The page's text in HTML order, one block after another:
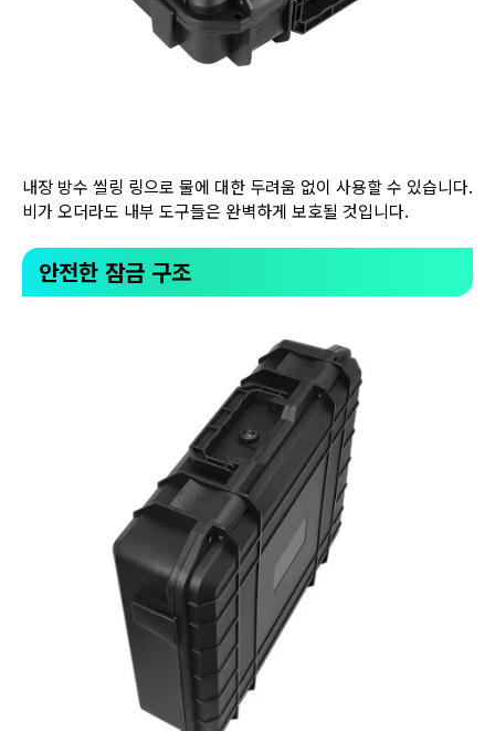
내장 방수 씰링 링으로 물에 대한 두려움 없이 사용할 수 있습니다.
비가 오더라도 내부 도구들은 완벽하게 보호될 것입니다.
안전한 잠금 구조